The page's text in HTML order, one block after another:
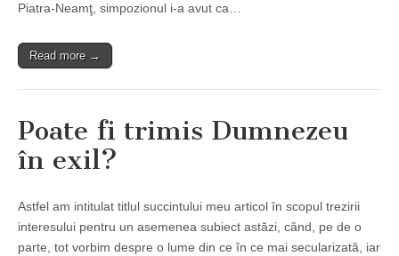
Piatra-Neamţ, simpozionul i-a avut ca…
Read more →
Poate fi trimis Dumnezeu
în exil?
Astfel am intitulat titlul succintului meu articol în scopul trezirii
interesului pentru un asemenea subiect astăzi, când, pe de o
parte, tot vorbim despre o lume din ce în ce mai secularizată, iar